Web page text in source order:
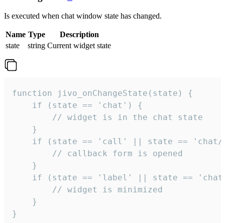
Is executed when chat window state has changed.
Name Type
Description
state
string Current widget state
function jivo_onChangeState(state) {
    if (state == 'chat') {
        // widget is in the chat state
    }
if (state == 'call' || state ==
        // callback form is opened
    }
if (state == 'label' || state ==
        // widget is minimized
    }
}